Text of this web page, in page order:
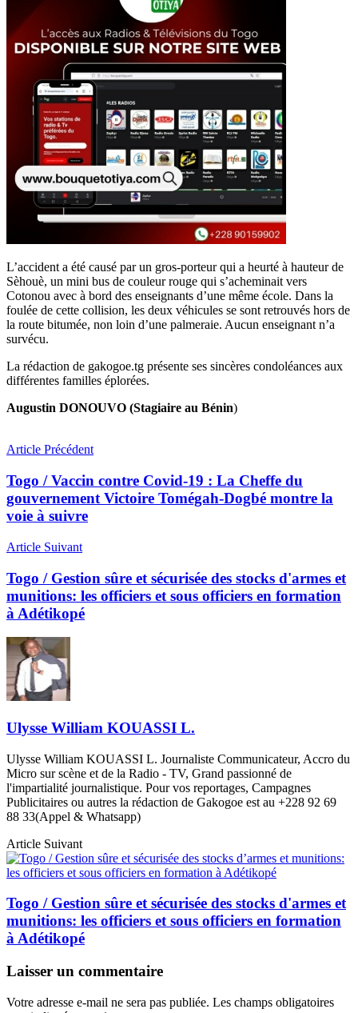
L’accident a été causé par un gros-porteur qui a heurté à hauteur de
Sèhouè, un mini bus de couleur rouge qui s’acheminait vers
Cotonou avec à bord des enseignants d’une même école. Dans la
foulée de cette collision, les deux véhicules se sont retrouvés hors de
la route bitumée, non loin d’une palmeraie. Aucun enseignant n’a
survécu.
La rédaction de gakogoe.tg présente ses sincères condoléances aux
différentes familles éplorées.
Augustin DONOUVO (Stagiaire au Bénin)
Article Précédent
Togo / Vaccin contre Covid-19 : La Cheffe du
gouvernement Victoire Tomégah-Dogbé montre la
voie à suivre
Article Suivant
Togo / Gestion sûre et sécurisée des stocks d'armes et
munitions: les officiers et sous officiers en formation
à Adétikopé
Ulysse William KOUASSI L.
Ulysse William KOUASSI L. Journaliste Communicateur, Accro du
Micro sur scène et de la Radio - TV, Grand passionné de
l'impartialité journalistique. Pour vos reportages, Campagnes
Publicitaires ou autres la rédaction de Gakogoe est au +228 92 69
88 33(Appel & Whatsapp)
Article Suivant
Togo / Gestion sûre et sécurisée des stocks d'armes et
munitions: les officiers et sous officiers en formation
à Adétikopé
Laisser un commentaire
Votre adresse e-mail ne sera pas publiée. Les champs obligatoires